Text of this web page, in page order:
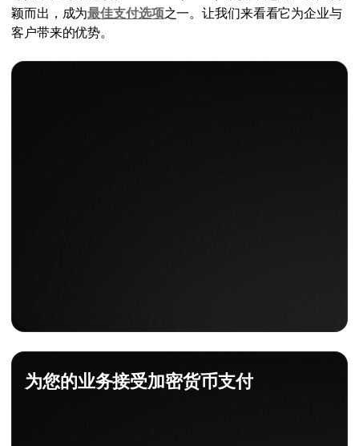
颖而出，成为最佳支付选项之一。让我们来看看它为企业与
客户带来的优势。
为您的业务接受加密货币支付